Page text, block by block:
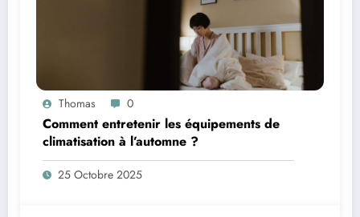
Thomas 0
Comment entretenir les équipements de
climatisation à l’automne ?
25 Octobre 2025